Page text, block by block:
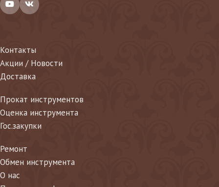
Контакты
Акции / Новости
Доставка
Прокат инструментов
Оценка инструмента
Гос.закупки
Ремонт
Обмен инструмента
О нас